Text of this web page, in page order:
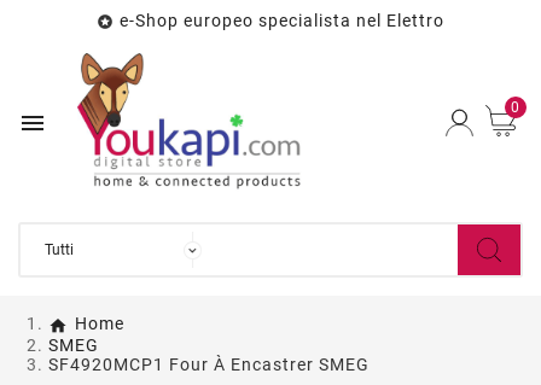
 e-Shop europeo specialista nel Elettro

0
Home
SMEG
SF4920MCP1 Four À Encastrer SMEG